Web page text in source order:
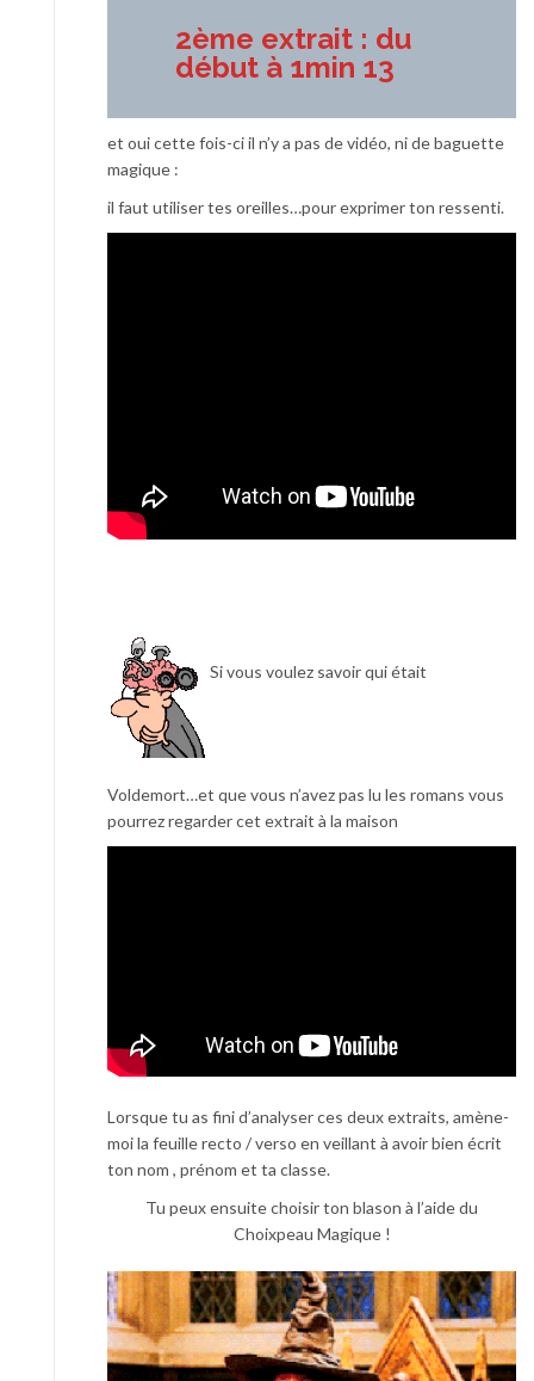
2ème extrait : du
début à 1min 13
et oui cette fois-ci il n’y a pas de vidéo, ni de baguette
magique :
il faut utiliser tes oreilles…pour exprimer ton ressenti.
Si vous voulez savoir qui était
Voldemort…et que vous n’avez pas lu les romans vous
pourrez regarder cet extrait à la maison
Lorsque tu as fini d’analyser ces deux extraits, amène-
moi la feuille recto / verso en veillant à avoir bien écrit
ton nom , prénom et ta classe.
Tu peux ensuite choisir ton blason à l’aide du
Choixpeau Magique !